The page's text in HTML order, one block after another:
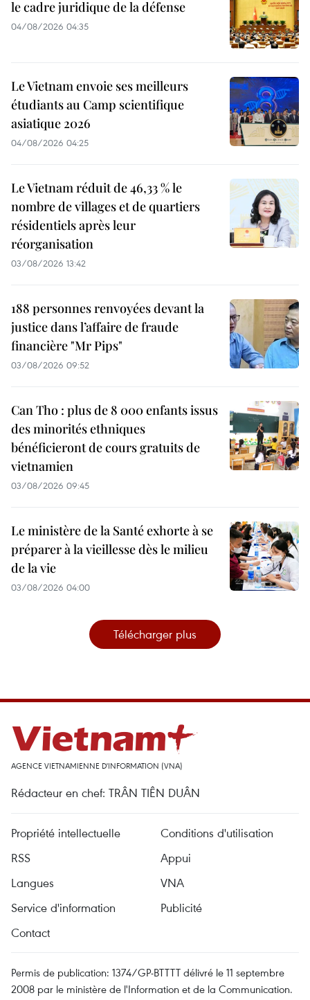
le cadre juridique de la défense
04/08/2026 04:35
Le Vietnam envoie ses meilleurs
étudiants au Camp scientifique
asiatique 2026
04/08/2026 04:25
Le Vietnam réduit de 46,33 % le
nombre de villages et de quartiers
résidentiels après leur
réorganisation
03/08/2026 13:42
188 personnes renvoyées devant la
justice dans l’affaire de fraude
financière "Mr Pips"
03/08/2026 09:52
Can Tho : plus de 8 000 enfants issus
des minorités ethniques
bénéficieront de cours gratuits de
vietnamien
03/08/2026 09:45
Le ministère de la Santé exhorte à se
préparer à la vieillesse dès le milieu
de la vie
03/08/2026 04:00
Télécharger plus
AGENCE VIETNAMIENNE D'INFORMATION (VNA)
Rédacteur en chef: TRÂN TIÊN DUÂN
Propriété intellectuelle
Conditions d'utilisation
RSS
Appui
Langues
VNA
Service d'information
Publicité
Contact
Permis de publication: 1374/GP-BTTTT délivré le 11 septembre
2008 par le ministère de l'Information et de la Communication.